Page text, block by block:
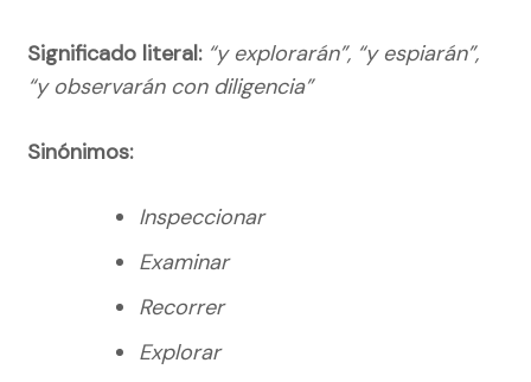
Significado literal: “y explorarán”, “y espiarán”,
“y observarán con diligencia”
Sinónimos:
Inspeccionar
Examinar
Recorrer
Explorar